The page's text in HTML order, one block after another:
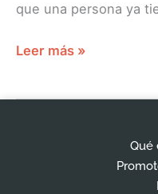
que una persona ya
Leer más »
Qué